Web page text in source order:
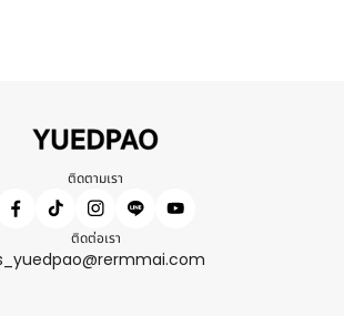
ติดตามเรา
ติดต่อเรา